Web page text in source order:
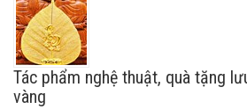
Tác phẩm nghệ thuật, quà tặng
vàng